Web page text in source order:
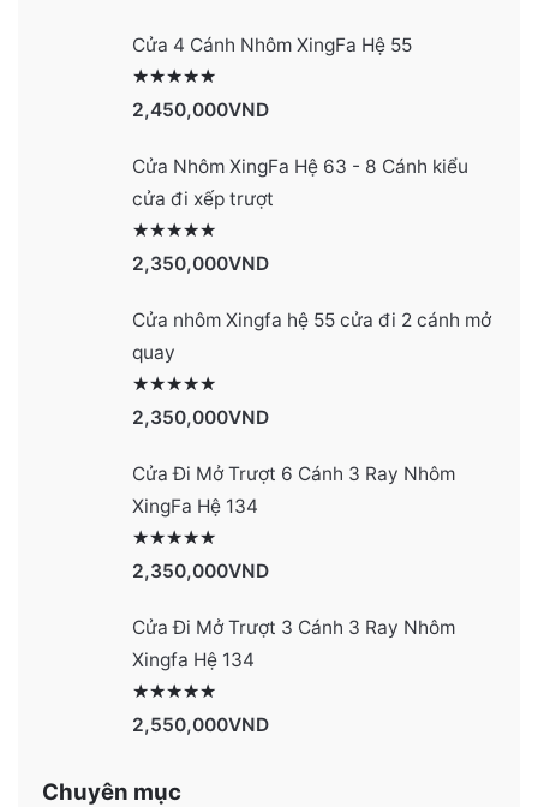
Cửa 4 Cánh Nhôm XingFa Hệ 55
2,450,000VND
Cửa Nhôm XingFa Hệ 63 - 8 Cánh kiểu
cửa đi xếp trượt
2,350,000VND
Cửa nhôm Xingfa hệ 55 cửa đi 2 cánh mở
quay
2,350,000VND
Cửa Đi Mở Trượt 6 Cánh 3 Ray Nhôm
XingFa Hệ 134
2,350,000VND
Cửa Đi Mở Trượt 3 Cánh 3 Ray Nhôm
Xingfa Hệ 134
2,550,000VND
Chuyên mục